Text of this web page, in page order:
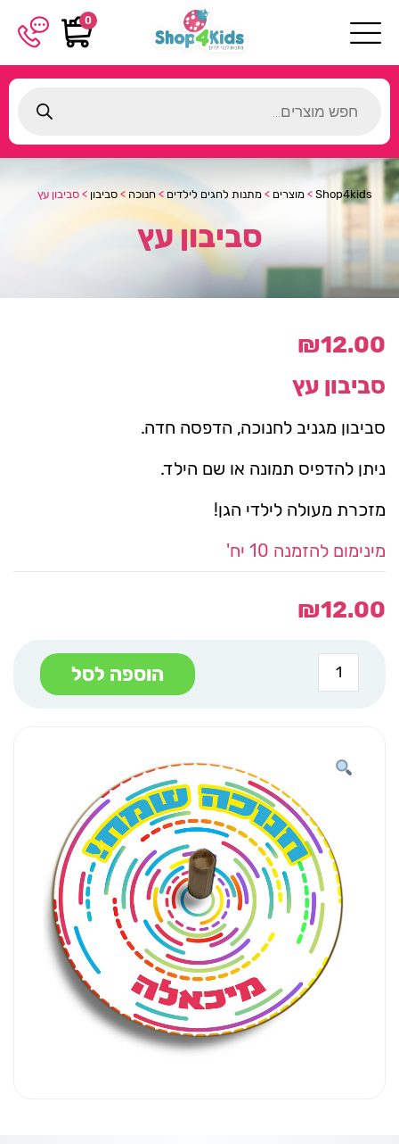
0
search
Shop4kids
> מוצרים > מתנות לחגים לילדים > חנוכה > סביבון > סביבון עץ
סביבון עץ
₪12.00
סביבון עץ
סביבון מגניב לחנוכה, הדפסה חדה.
ניתן להדפיס תמונה או שם הילד.
מזכרת מעולה לילדי הגן!
מינימום להזמנה 10 יח'
₪12.00
כמות
של
סביבון
הוספה לסל